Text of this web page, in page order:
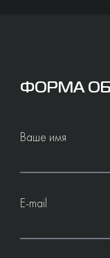
ФОРМА
Ваше имя
E-mail